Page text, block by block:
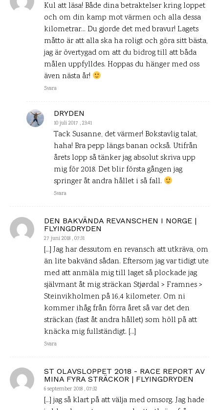
Kul att läsa! Både dina betraktelser kring loppet
och om din kamp mot värmen och alla dessa
kilometrar… Du gjorde det med bravur! Lagets
måtto är att alla ska ha roligt och göra sitt bästa,
jag är övertygad om att du bidrog till att båda
målen uppfylldes. Hoppas du hänger med oss
även nästa år!
Svara
DRYDEN
10 juli 2017 , 23:41
Tack Susanne, det värmer! Bokstavlig talat,
haha! Bra pepp längs banan också. Utifrån
årets lopp så tänker jag absolut skriva upp
mig för 2018. Det blir första gången jag
springer åt andra hållet i så fall.
Svara
DEN BAKVÄNDA REVANSCHEN I NORGE |
FLYINGDRYDEN
27 juni 2018 , 07:31
[…] Jag har dessutom en revansch att utkräva, om
än lite bakvänd sådan. Eftersom jag var tidigt ute
med att anmäla mig till laget så plockade jag
självmant åt mig sträckan Stjørdal > Framnes >
Steinvikholmen på 16,4 kilometer. Om ni
kommer ihåg från förra året så var det den
sträckan (fast åt andra hållet) som höll på att
knäcka mig fullständigt. […]
Svara
ST OLAVSLOPPET 2018 - RACE REPORT AV
MINA FYRA STRÄCKOR | FLYINGDRYDEN
6 september 2018 , 07:32
[…] jag så klart på att välja med omsorg. Jag hade